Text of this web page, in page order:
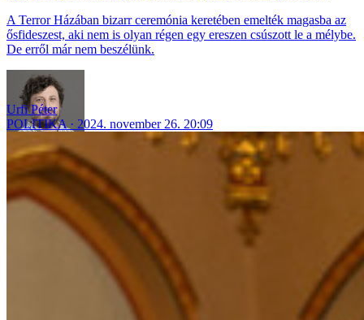
A Terror Házában bizarr ceremónia keretében emelték magasba az
ősfideszest, aki nem is olyan régen egy ereszen csúszott le a mélybe.
De erről már nem beszélünk.
Urfi Péter
POLITIKA
2024. november 26. 20:09